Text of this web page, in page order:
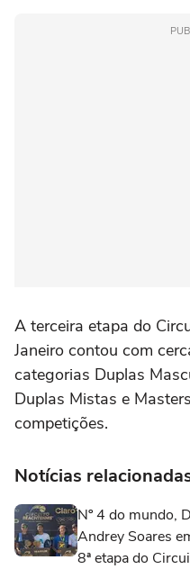
A terceira etapa do
Janeiro contou com
categorias Duplas
Duplas Mistas e
competições.
Notícias
Nº 4 do mundo,
Andrey Soares
8ª etapa do